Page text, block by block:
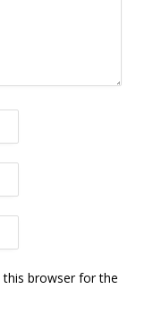
this browser for the